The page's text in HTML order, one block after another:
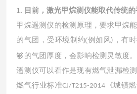
1. 目前，激光甲烷测仪能取代传统
甲烷遥测仪的检测原理，要求甲烷
的气团，受环境制约(例如风) ，有
够的气团厚度，会影响检测灵敏度
遥测仪可以看作是现有燃气泄漏检
燃气行业标准CJ/T215-2014 《城镇